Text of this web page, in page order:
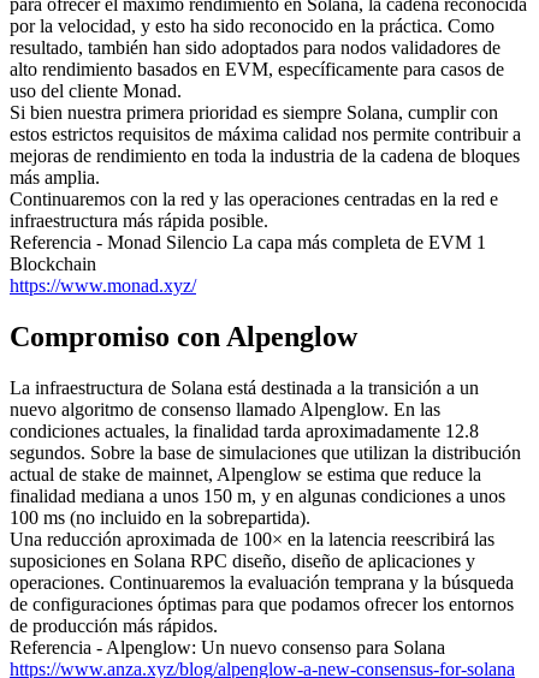
para ofrecer el máximo rendimiento en Solana, la cadena reconocida
por la velocidad, y esto ha sido reconocido en la práctica. Como
resultado, también han sido adoptados para nodos validadores de
alto rendimiento basados en EVM, específicamente para casos de
uso del cliente Monad.
Si bien nuestra primera prioridad es siempre Solana, cumplir con
estos estrictos requisitos de máxima calidad nos permite contribuir a
mejoras de rendimiento en toda la industria de la cadena de bloques
más amplia.
Continuaremos con la red y las operaciones centradas en la red e
infraestructura más rápida posible.
Referencia - Monad Silencio La capa más completa de EVM 1
Blockchain
https://www.monad.xyz/
Compromiso con Alpenglow
La infraestructura de Solana está destinada a la transición a un
nuevo algoritmo de consenso llamado Alpenglow. En las
condiciones actuales, la finalidad tarda aproximadamente 12.8
segundos. Sobre la base de simulaciones que utilizan la distribución
actual de stake de mainnet, Alpenglow se estima que reduce la
finalidad mediana a unos 150 m, y en algunas condiciones a unos
100 ms (no incluido en la sobrepartida).
Una reducción aproximada de 100× en la latencia reescribirá las
suposiciones en Solana RPC diseño, diseño de aplicaciones y
operaciones. Continuaremos la evaluación temprana y la búsqueda
de configuraciones óptimas para que podamos ofrecer los entornos
de producción más rápidos.
Referencia - Alpenglow: Un nuevo consenso para Solana
https://www.anza.xyz/blog/alpenglow-a-new-consensus-for-solana